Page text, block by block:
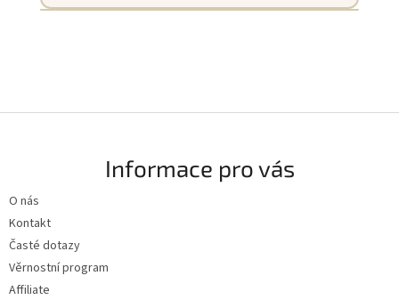
☕ ZJISTIT VÍCE
a
Informace pro vás
O nás
Kontakt
Časté dotazy
Věrnostní program
Affiliate